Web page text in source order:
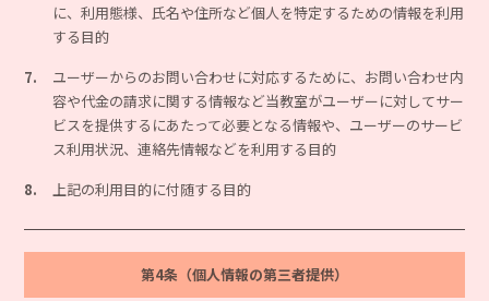
に、利用態様、氏名や住所など個人を特定するための情報を利用
する目的
7.
ユーザーからのお問い合わせに対応するために、お問い合わせ内
容や代金の請求に関する情報など当教室がユーザーに対してサー
ビスを提供するにあたって必要となる情報や、ユーザーのサービ
ス利用状況、連絡先情報などを利用する目的
8.
上記の利用目的に付随する目的
第4条（個人情報の第三者提供）